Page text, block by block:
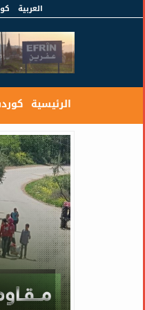
العربية
الرئيسية